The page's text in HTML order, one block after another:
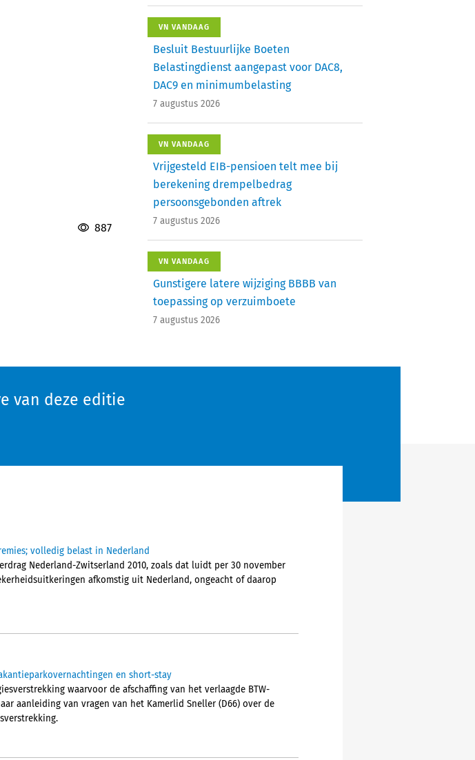
887
VN VANDAAG
Besluit Bestuurlijke Boeten
Belastingdienst aangepast voor DAC8,
DAC9 en minimumbelasting
7 augustus 2026
VN VANDAAG
Vrijgesteld EIB-pensioen telt mee bij
berekening drempelbedrag
persoonsgebonden aftrek
7 augustus 2026
VN VANDAAG
Gunstigere latere wijziging BBBB van
toepassing op verzuimboete
7 augustus 2026
van deze editie
volledig belast in Nederland
Nederland-Zwitserland 2010, zoals dat luidt per 30 november
afkomstig uit Nederland, ongeacht of daarop
en short-stay
waarvoor de afschaffing van het verlaagde BTW-
aanleiding van vragen van het Kamerlid Sneller (D66) over de